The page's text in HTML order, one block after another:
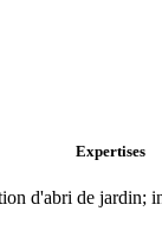
Expertises
d'abri de jardin;